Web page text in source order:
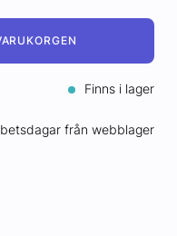
Finns i lager
från webblager